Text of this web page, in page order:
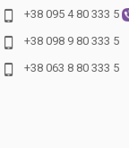
+38 095 4 80 333 5
+38 098 9 80 333 5
+38 063 8 80 333 5